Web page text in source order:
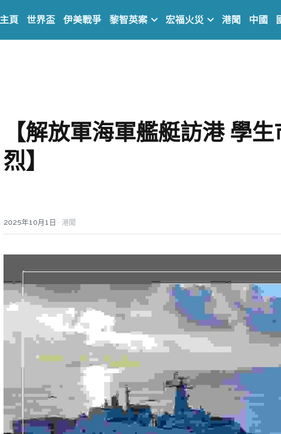
主頁 世界盃 伊美戰爭 黎智英案 宏福火災 港聞 中國
【解放軍海軍艦艇訪港 學
烈】
2025年10月1日 · 港聞